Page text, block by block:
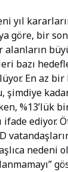
yıl
göre, bir
bazı
En az
şimdiye
%13’lük
ifade ediyor.
nedeni